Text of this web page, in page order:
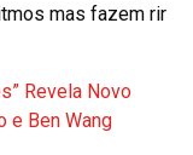
mas fazem rir
Revela Novo
e Ben Wang